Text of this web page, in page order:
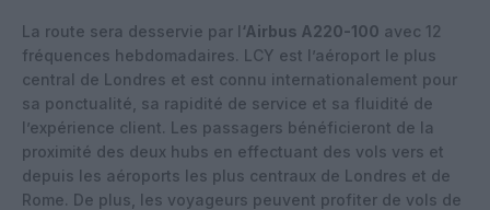
La route sera desservie par l ‘Airbus A220-100 avec 12
fréquences hebdomadaires. LCY est l’aéroport le plus
central de Londres et est connu internationalement pour
sa ponctualité, sa rapidité de service et sa fluidité de
l’expérience client. Les passagers bénéficieront de la
proximité des deux hubs en effectuant des vols vers et
depuis les aéroports les plus centraux de Londres et de
Rome. De plus, les voyageurs peuvent profiter de vols de